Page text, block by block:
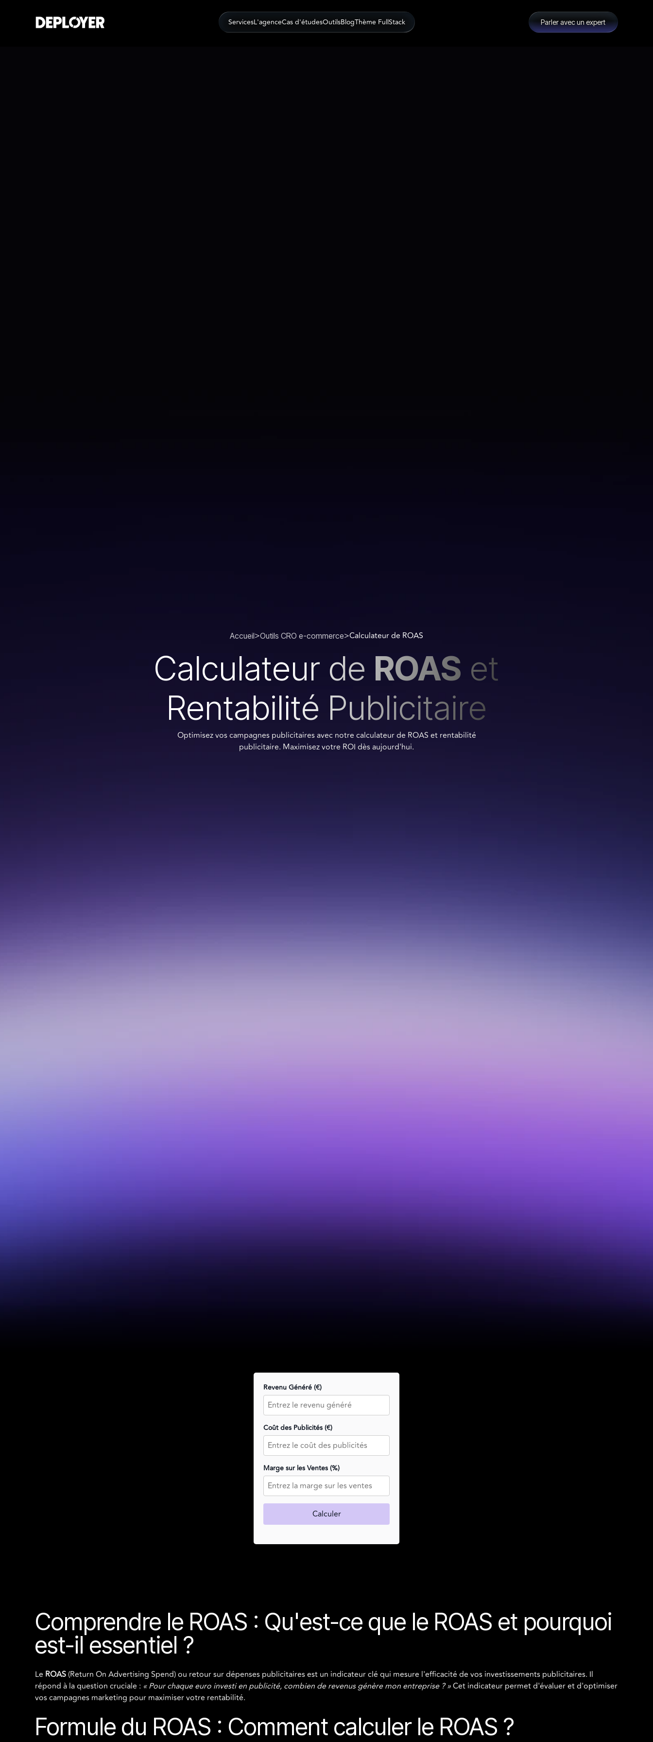
ServicesL'agenceCas d'étudesOutilsBlogThème FullStack Parler avec un expert
SHOW
SHOW
Accueil>Outils CRO e-commerce>Calculateur de ROAS
Calculateur de ROAS et
Rentabilité Publicitaire
Optimisez vos campagnes publicitaires avec notre calculateur de ROAS et rentabilité
publicitaire. Maximisez votre ROI dès aujourd'hui.
Revenu Généré (€)
Coût des Publicités (€)
Marge sur les Ventes (%)
Calculer
Comprendre le ROAS : Qu'est-ce que le ROAS et pourquoi
est-il essentiel ?
Le ROAS (Return On Advertising Spend) ou retour sur dépenses publicitaires est un indicateur clé qui mesure l'efficacité de vos investissements publicitaires. Il
répond à la question cruciale : « Pour chaque euro investi en publicité, combien de revenus génère mon entreprise ? »Cet indicateur permet d'évaluer et d'optimiser
vos campagnes marketing pour maximiser votre rentabilité.
Formule du ROAS : Comment calculer le ROAS ?